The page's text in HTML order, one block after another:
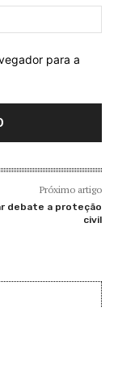
para a
Próximo artigo
debate a proteção
civil